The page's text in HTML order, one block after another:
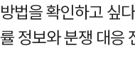
법을 확인하고 싶
정보와 분쟁 대응